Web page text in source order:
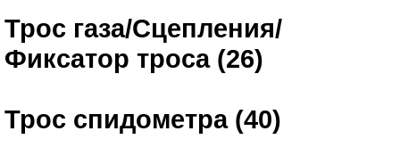
Трос газа/Сцепления/
Фиксатор троса (26)
Трос спидометра (40)